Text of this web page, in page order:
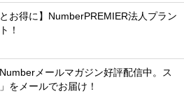
とお得に】NumberPREMIER法人プラン
！
Numberメールマガジン好評配信中。ス
をメールでお届け！